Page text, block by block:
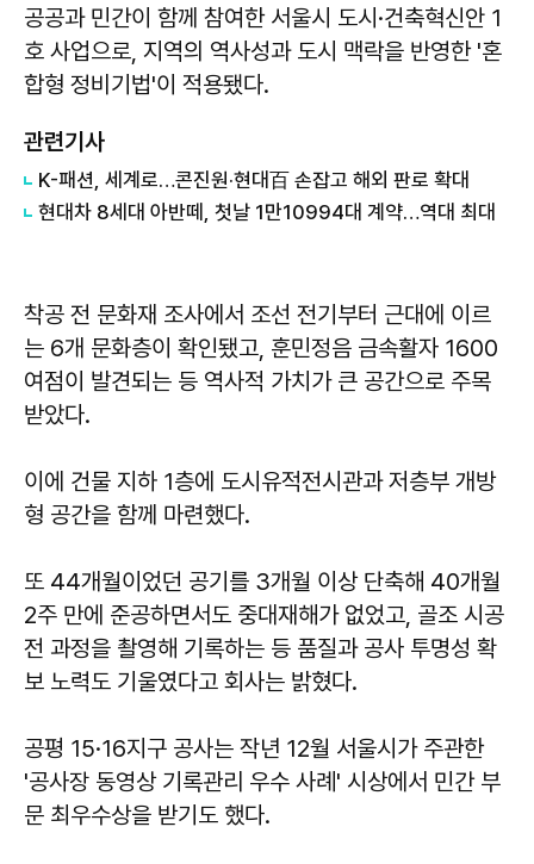
공공과 민간이 함께 참여한 서울시 도시·건축혁신안 1
호 사업으로, 지역의 역사성과 도시 맥락을 반영한 '혼
합형 정비기법'이 적용됐다.
관련기사
K-패션, 세계로…콘진원·현대百 손잡고 해외 판로 확대
현대차 8세대 아반떼, 첫날 1만10994대 계약…역대 최대
착공 전 문화재 조사에서 조선 전기부터 근대에 이르
는 6개 문화층이 확인됐고, 훈민정음 금속활자 1600
여점이 발견되는 등 역사적 가치가 큰 공간으로 주목
받았다.
이에 건물 지하 1층에 도시유적전시관과 저층부 개방
형 공간을 함께 마련했다.
또 44개월이었던 공기를 3개월 이상 단축해 40개월
2주 만에 준공하면서도 중대재해가 없었고, 골조 시공
전 과정을 촬영해 기록하는 등 품질과 공사 투명성 확
보 노력도 기울였다고 회사는 밝혔다.
공평 15·16지구 공사는 작년 12월 서울시가 주관한
'공사장 동영상 기록관리 우수 사례' 시상에서 민간 부
문 최우수상을 받기도 했다.